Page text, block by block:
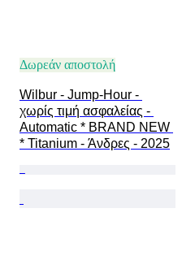
Δωρεάν αποστολή
Wilbur - Jump-Hour -
χωρίς τιμή ασφαλείας -
Automatic * BRAND NEW
* Titanium - Άνδρες - 2025